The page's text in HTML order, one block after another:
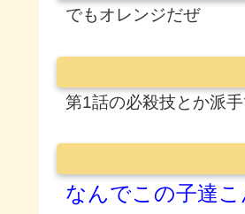
でもオレンジだぜ
第1話の必殺技とか派
なんでこの子達